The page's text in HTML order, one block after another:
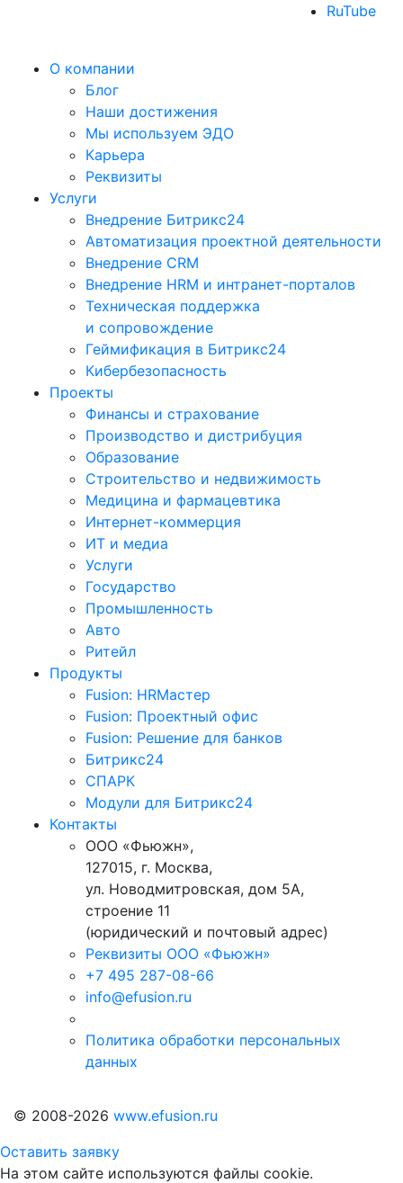
RuTube
О компании
Блог
Наши достижения
Мы используем ЭДО
Карьера
Реквизиты
Услуги
Внедрение Битрикс24
Автоматизация проектной деятельности
Внедрение CRM
Внедрение HRM и интранет-порталов
Техническая поддержка
и сопровождение
Геймификация в Битрикс24
Кибербезопасность
Проекты
Финансы и страхование
Производство и дистрибуция
Образование
Строительство и недвижимость
Медицина и фармацевтика
Интернет-коммерция
ИТ и медиа
Услуги
Государство
Промышленность
Авто
Ритейл
Продукты
Fusion: HRМастер
Fusion: Проектный офис
Fusion: Решение для банков
Битрикс24
СПАРК
Модули для Битрикс24
Контакты
ООО «Фьюжн»,
127015, г. Москва,
ул. Новодмитровская, дом 5А,
строение 11
(юридический и почтовый адрес)
Реквизиты ООО «Фьюжн»
+7 495 287-08-66
info@efusion.ru
Политика обработки персональных
данных
© 2008-2026 www.efusion.ru
Оставить заявку
На этом сайте используются файлы cookie.